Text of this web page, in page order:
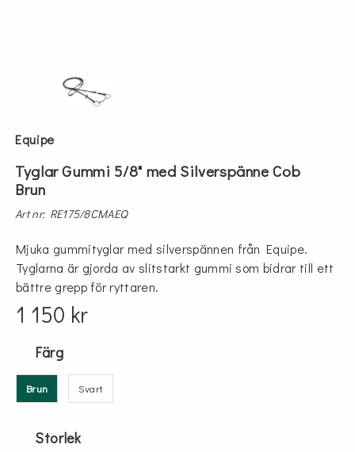
Equipe
Tyglar Gummi 5/8" med Silverspänne Cob
Brun
Art nr: RE175/8CMAEQ
Mjuka gummityglar med silverspännen från Equipe.
Tyglarna är gjorda av slitstarkt gummi som bidrar till ett
bättre grepp för ryttaren.
1 150 kr
Färg
Brun Svart
Storlek